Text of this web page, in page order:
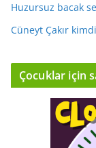
Huzursuz bacak
Cüneyt Çakır
Çocuklar için